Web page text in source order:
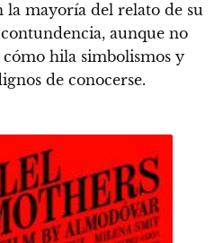
la mayoría del relato de su
aunque no
hila simbolismos y
de conocerse.